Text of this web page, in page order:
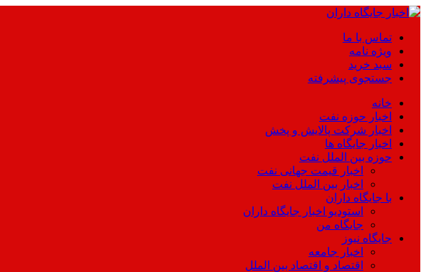
تماس با ما
ویژه نامه
سبد خرید
جستجوی پیشرفته
خانه
اخبار حوزه نفت
اخبار شرکت پالایش و پخش
اخبار جایگاه ها
حوزه بین الملل نفت
اخبار قیمت جهانی نفت
اخبار بین الملل نفت
با جایگاه داران
استودیو اخبار جایگاه داران
جایگاه من
جایگاه نیوز
اخبار جامعه
اقتصاد و اقتصاد بین الملل